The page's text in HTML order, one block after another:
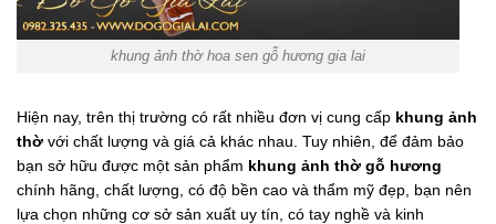
khung ảnh thờ hoa sen gỗ hương gia lai
Hiện nay, trên thị trường có rất nhiều đơn vị cung cấp khung ảnh
thờ với chất lượng và giá cả khác nhau. Tuy nhiên, để đảm bảo
bạn sở hữu được một sản phẩm khung ảnh thờ gỗ hương
chính hãng, chất lượng, có độ bền cao và thẩm mỹ đẹp, bạn nên
lựa chọn những cơ sở sản xuất uy tín, có tay nghề và kinh